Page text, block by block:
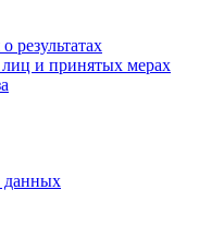
результатах
и принятых мерах
данных